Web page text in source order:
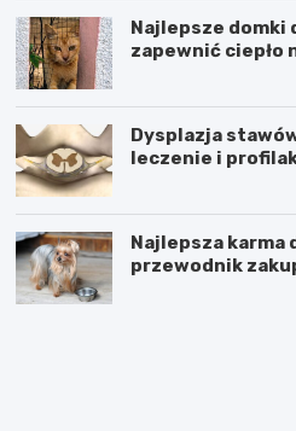
Najlepsze domki
zapewnić ciepło
Dysplazja
leczenie i
Najlepsza karma
przewodnik